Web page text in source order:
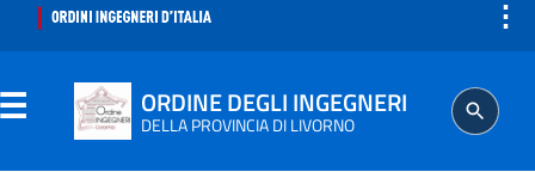
⋮
ORDINE DEGLI INGEGNERI
DELLA PROVINCIA DI LIVORNO